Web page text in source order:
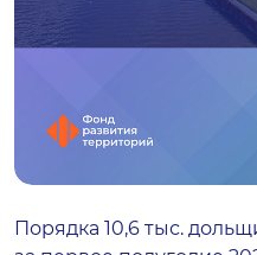
Порядка 10,6 тыс.